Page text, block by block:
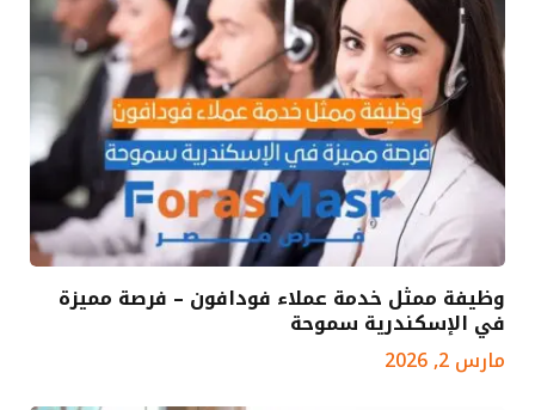
وظيفة ممثل خدمة عملاء فودافون – فرصة مميزة
في الإسكندرية سموحة
مارس 2, 2026